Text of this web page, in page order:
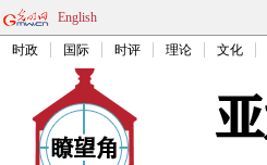
English
时政 国际 时评 理论 文化